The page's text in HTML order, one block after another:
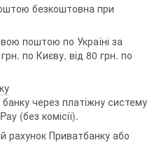
безкоштовна при
поштою по Україні за
по Києву, від 80 грн. по
через платіжну систему
(без комісії).
рахунок Приватбанку або